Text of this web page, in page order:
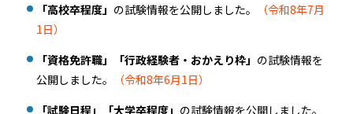
「高校卒程度」 の試験情報を公開しました。
（令和8年7月
1日）
「資格免許職」「行政経験者・おかえり枠」 の試験情報を
公開しました。
（令和8年6月1日）
「試験日程」
「大学卒程度」 の試験情報を公開しました。